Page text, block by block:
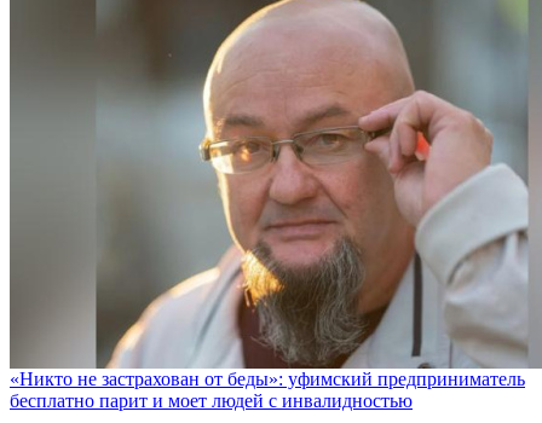
«Никто не заcтрахован от беды»: уфимский предприниматель
бесплатно парит и моет людей с инвалидностью